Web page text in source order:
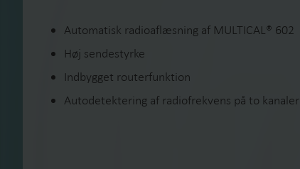
Automatisk radioaflæsning af MULTICAL® 602
Høj sendestyrke
Indbygget routerfunktion
Autodetektering af radiofrekvens på to kanaler